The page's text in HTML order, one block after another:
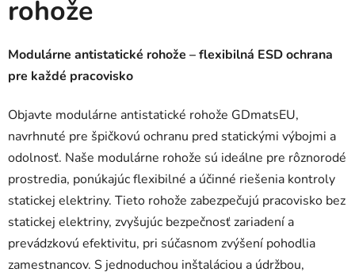
rohože
Modulárne antistatické rohože – flexibilná ESD ochrana
pre každé pracovisko
Objavte modulárne antistatické rohože GDmatsEU,
navrhnuté pre špičkovú ochranu pred statickými výbojmi a
odolnosť. Naše modulárne rohože sú ideálne pre rôznorodé
prostredia, ponúkajúc flexibilné a účinné riešenia kontroly
statickej elektriny. Tieto rohože zabezpečujú pracovisko bez
statickej elektriny, zvyšujúc bezpečnosť zariadení a
prevádzkovú efektivitu, pri súčasnom zvýšení pohodlia
zamestnancov. S jednoduchou inštaláciou a údržbou,